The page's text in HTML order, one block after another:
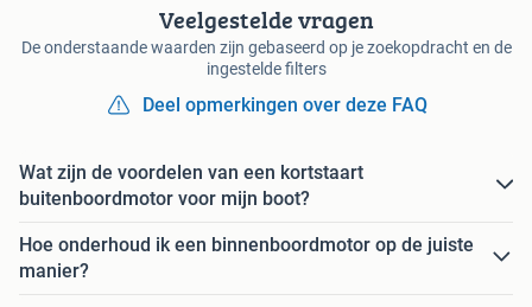
Veelgestelde vragen
De onderstaande waarden zijn gebaseerd op je zoekopdracht en de
ingestelde filters
Deel opmerkingen over deze FAQ
Wat zijn de voordelen van een kortstaart
buitenboordmotor voor mijn boot?
Hoe onderhoud ik een binnenboordmotor op de juiste
manier?